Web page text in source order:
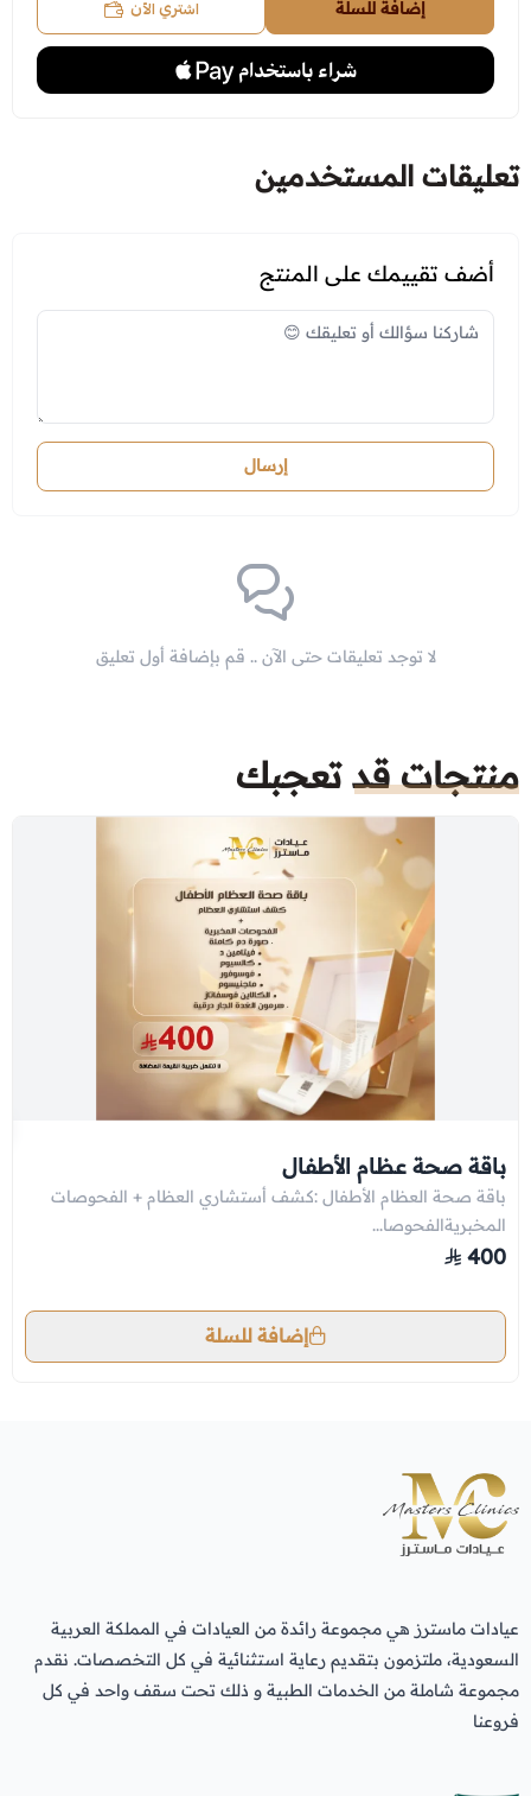
إضافة للسلة اشتري الآن
تعليقات المستخدمين
لا توجد تعليقات حتى الآن .. قم بإضافة أول تعليق
أضف تقييمك على المنتج
إرسال
منتجات قد تعجبك
باقة صحة عظام الأطفال
باقة صحة العظام الأطفال :كشف أستشاري العظام + الفحوصات
المخبريةالفحوصا...
400
إضافة للسلة
عيادات ماسترز هي مجموعة رائدة من العيادات في المملكة العربية
السعودية، ملتزمون بتقديم رعاية استثنائية في كل التخصصات. نقدم
مجموعة شاملة من الخدمات الطبية و ذلك تحت سقف واحد في كل
فروعنا